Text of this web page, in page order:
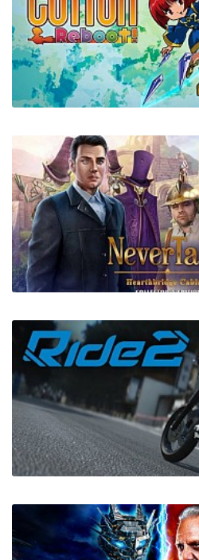
Spiritfarer
COTTON
Несказки 9: Шкаф